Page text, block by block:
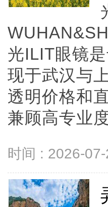
光ILIT眼镜
现于武汉与
透明价格和
兼顾高专业
时间 : 2026-07-